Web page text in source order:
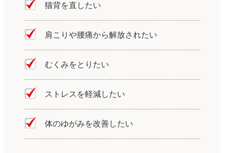
猫背を直したい
肩こりや腰痛から解放されたい
むくみをとりたい
ストレスを軽減したい
体のゆがみを改善したい